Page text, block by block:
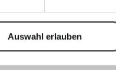
personalisieren,
geben wir
und Analysen
ihnen bereitgestellt
Auswahl erlauben